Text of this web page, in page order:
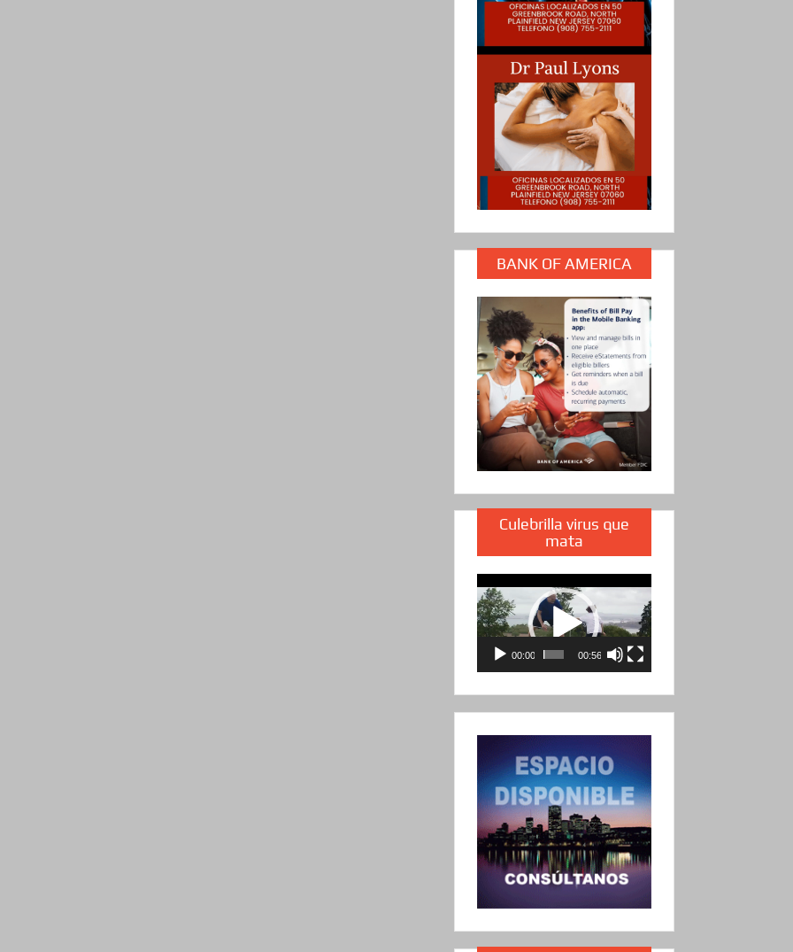
BANK OF AMERICA
Culebrilla virus que
mata
Reproductor
de
vídeo
00:00 00:56